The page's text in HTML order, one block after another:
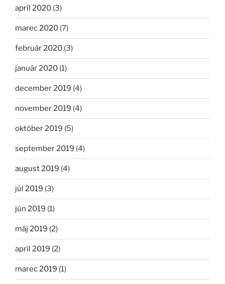
apríl 2020 (3)
marec 2020 (7)
február 2020 (3)
január 2020 (1)
december 2019 (4)
november 2019 (4)
október 2019 (5)
september 2019 (4)
august 2019 (4)
júl 2019 (3)
jún 2019 (1)
máj 2019 (2)
apríl 2019 (2)
marec 2019 (1)